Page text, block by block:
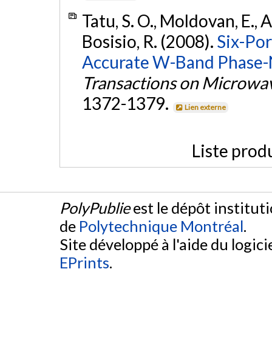
Tatu, S. O., Moldovan, E.,
Bosisio, R. (2008). Six-
Accurate W-Band
Transactions on
1372-1379.
Lien externe
Liste
PolyPublieest le dépôt
de Polytechnique Montréal.
Site développé à l'aide du
EPrints.